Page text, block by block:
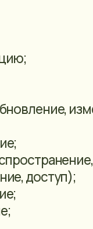
данных
персональных
- совокупность
данных
и
и
персональных
данных
лицу или